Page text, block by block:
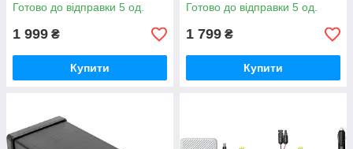
Готово до відправки 5 од.
1 999 ₴
Купити
Готово до відправки 5 од.
1 799 ₴
Купити